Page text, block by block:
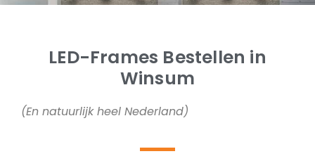
LED-Frames Bestellen in
Winsum
(En natuurlijk heel Nederland)